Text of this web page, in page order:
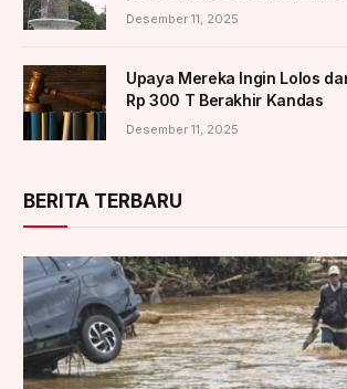
Desember 11, 2025
Upaya Mereka Ingin Lolos
Rp 300 T Berakhir Kandas
Desember 11, 2025
BERITA TERBARU